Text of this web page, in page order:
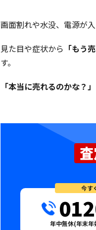
画面割れや水没、電源が入
見た目や症状から 「もう
す。
「本当に売れるのかな？」
今す
年中無休(年末